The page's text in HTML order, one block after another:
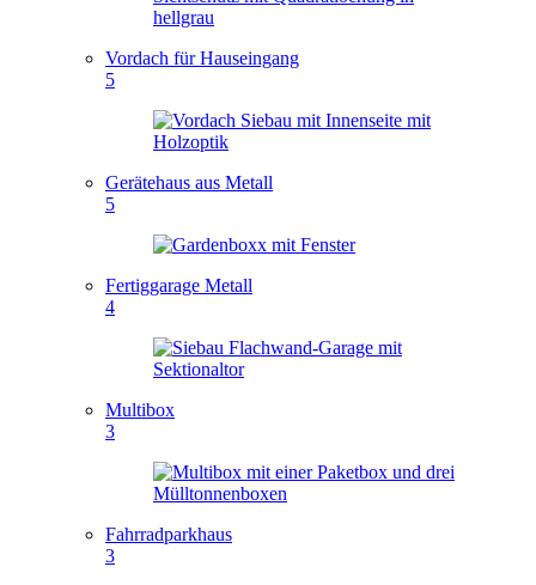
Vordach für Hauseingang
5
Gerätehaus aus Metall
5
Fertiggarage Metall
4
Multibox
3
Fahrradparkhaus
3